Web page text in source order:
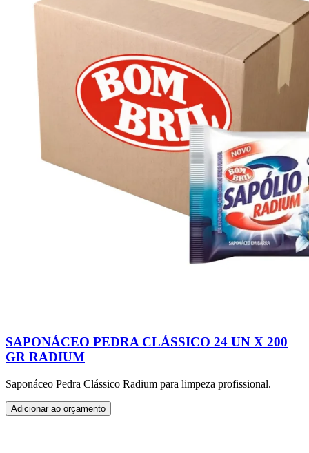
SAPONÁCEO PEDRA CLÁSSICO 24 UN X 200
GR RADIUM
Saponáceo Pedra Clássico Radium para limpeza profissional.
Adicionar ao orçamento